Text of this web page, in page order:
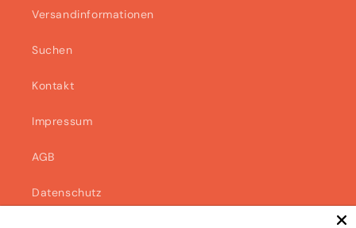
Versandinformationen
Suchen
Kontakt
Impressum
AGB
Datenschutz